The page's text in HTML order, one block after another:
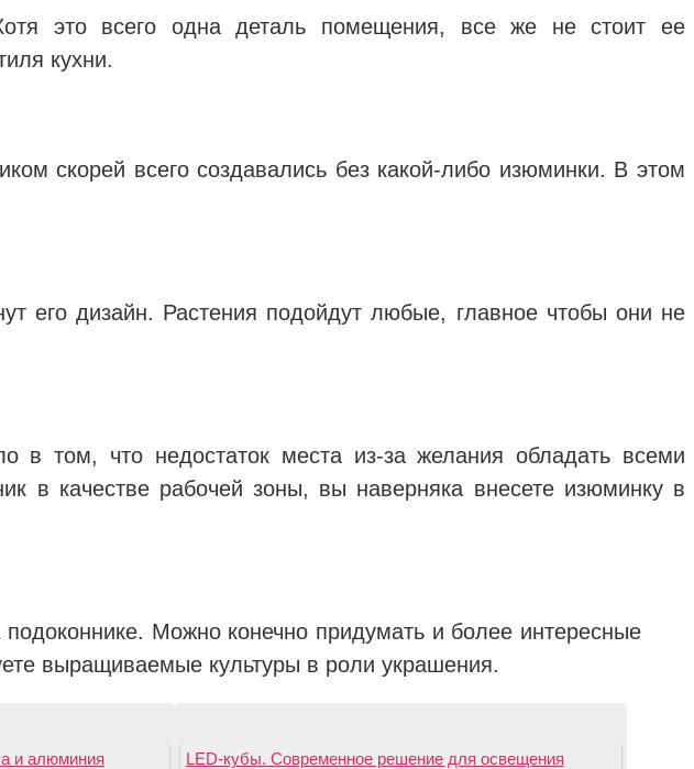
это всего одна деталь помещения, все же не стоит ее
кухни.
скорей всего создавались без какой-либо изюминки. В этом
его дизайн. Растения подойдут любые, главное чтобы они не
в том, что недостаток места из-за желания обладать всеми
в качестве рабочей зоны, вы наверняка внесете изюминку в
Можно конечно придумать и более интересные
выращиваемые культуры в роли украшения.
и алюминия LED-кубы. Современное решение для освещения